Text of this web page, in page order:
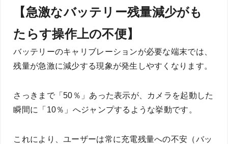
【急激なバッテリー残量減少がも
たらす操作上の不便】
バッテリーのキャリブレーションが必要な端末では、
残量が急激に減少する現象が発生しやすくなります。
さっきまで「50％」あった表示が、カメラを起動した
瞬間に「10％」へジャンプするような挙動です。
これにより、ユーザーは常に充電残量への不安（バッ